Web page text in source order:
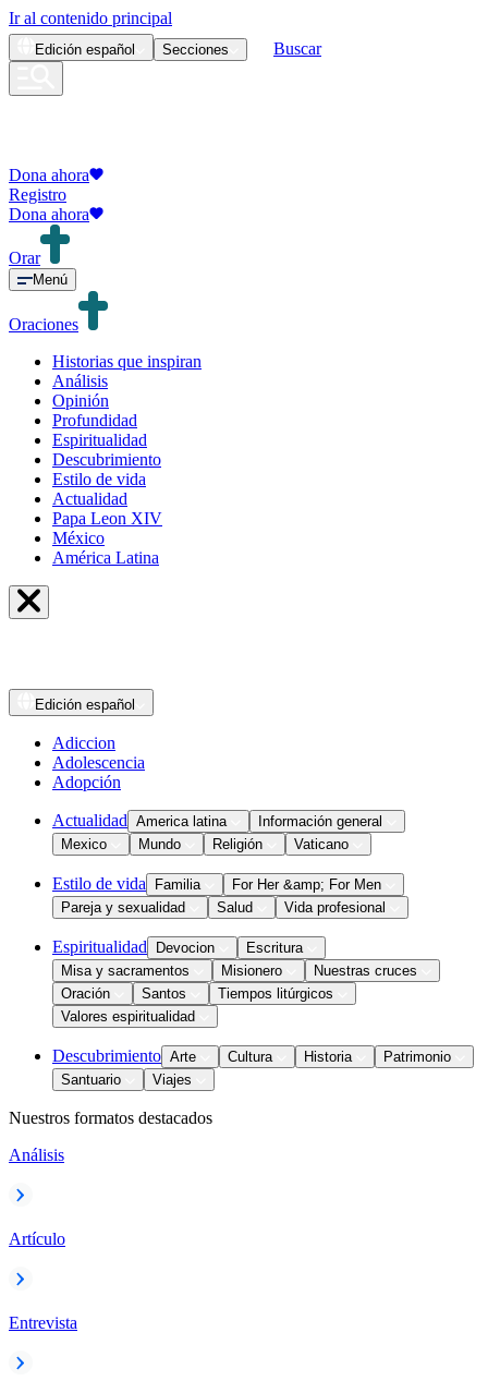
Ir al contenido principal
Edición español Secciones Buscar
Dona ahora
Registro
Dona ahora
Orar
Menú
Oraciones
Historias que inspiran
Análisis
Opinión
Profundidad
Espiritualidad
Descubrimiento
Estilo de vida
Actualidad
Papa Leon XIV
México
América Latina
Edición español
Adiccion
Adolescencia
Adopción
Actualidad America latina
Información general
Mexico
Mundo Religión Vaticano
Estilo de vida Familia
For Her &amp; For Men
Pareja y sexualidad
Salud Vida profesional
Espiritualidad Devocion
Escritura
Misa y sacramentos
Misionero
Nuestras cruces
Oración
Santos
Tiempos litúrgicos
Valores espiritualidad
Descubrimiento Arte Cultura Historia
Patrimonio
Santuario
Viajes
Nuestros formatos destacados
Análisis
Artículo
Entrevista